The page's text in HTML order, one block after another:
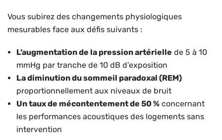
Vous subirez des changements physiologiques
mesurables face aux défis suivants :
L’augmentation de la pression artérielle de 5 à 10
mmHg par tranche de 10 dB d’exposition
La diminution du sommeil paradoxal (REM)
proportionnellement aux niveaux de bruit
Un taux de mécontentement de 50 % concernant
les performances acoustiques des logements sans
intervention